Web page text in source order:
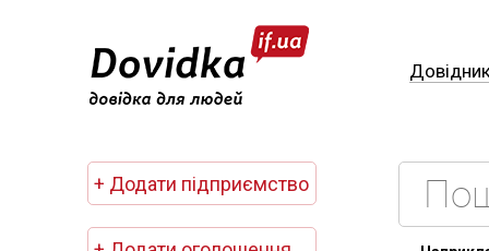
+ Додати підприємство